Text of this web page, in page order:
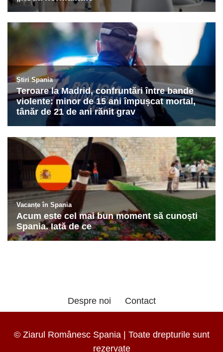
Despre noi Contact
© Ziarul Românesc Spania | Toate drepturile sunt
rezervate